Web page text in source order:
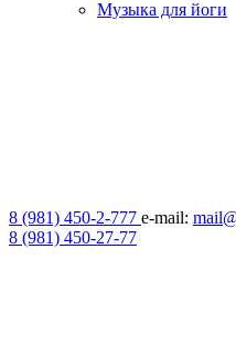
Музыка для йоги
8 (981) 450-2-777 e-mail:
8 (981) 450-27-77